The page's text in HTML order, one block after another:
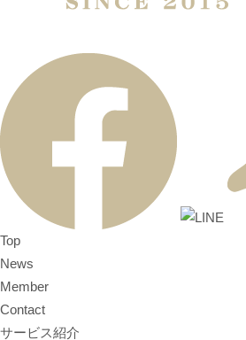
Top
News
Member
Contact
サービス紹介